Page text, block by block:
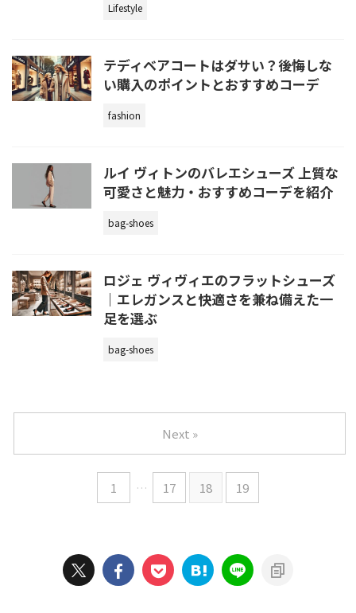
Lifestyle
テディベアコートはダサい？後悔しな
い購入のポイントとおすすめコーデ
fashion
ルイ ヴィトンのバレエシューズ 上質な
可愛さと魅力・おすすめコーデを紹介
bag-shoes
ロジェ ヴィヴィエのフラットシューズ
｜エレガンスと快適さを兼ね備えた一
足を選ぶ
bag-shoes
1 … 17 18 19
Next »